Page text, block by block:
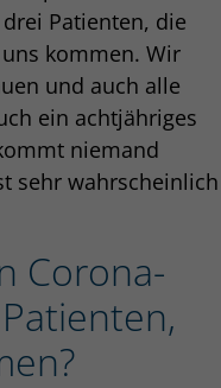
Patienten, die
kommen. Wir
und auch alle
ein achtjähriges
niemand
sehr wahrscheinlich
Corona-